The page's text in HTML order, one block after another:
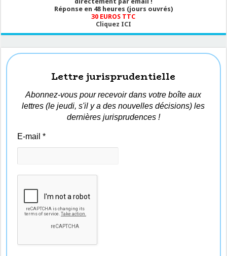
Réponse en 48 heures (jours ouvrés)
30 EUROS TTC
Cliquez ICI
Lettre jurisprudentielle
Abonnez-vous pour recevoir dans votre boîte aux
lettres (le jeudi, s'il y a des nouvelles décisions) les
dernières jurisprudences !
E-mail*